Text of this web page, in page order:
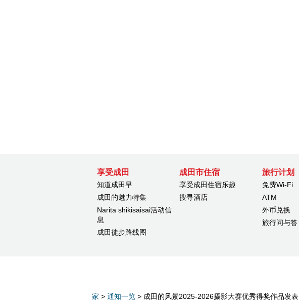
享受成田
知道成田早
成田的魅力特集
Narita shikisaisai活动信
息
成田徒步路线图
成田市住宿
享受成田住宿乐趣
搜寻酒店
旅行计划
免费Wi-Fi
ATM
外币兑换
旅行问与答
家 > 通知一览 > 成田的风景2025-2026摄影大赛优秀得奖作品发表